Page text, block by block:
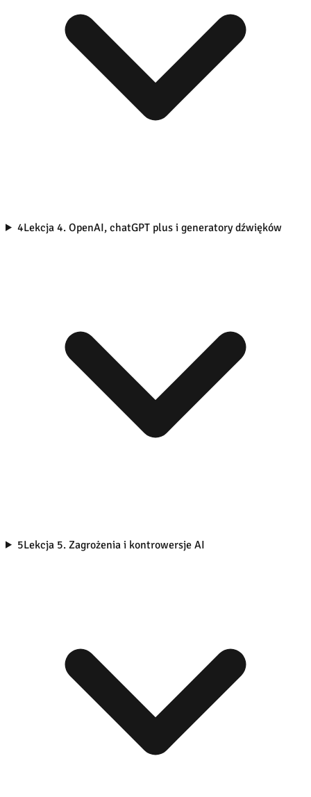
4Lekcja 4. OpenAI, chatGPT plus i generatory dźwięków
5Lekcja 5. Zagrożenia i kontrowersje AI